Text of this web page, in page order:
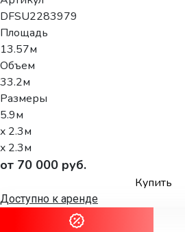
DFSU2283979
Площадь
13.57м
Объем
33.2м
Размеры
5.9м
x 2.3м
x 2.3м
от 70 000 руб.
Купить
Доступно к аренде